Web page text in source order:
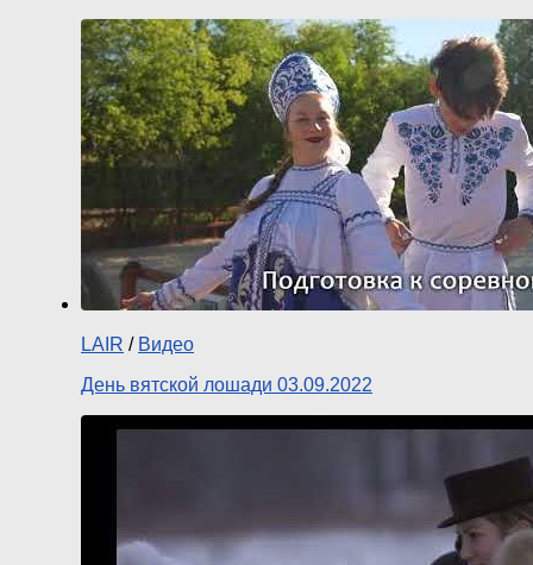
LAIR / Видео
День вятской лошади 03.09.2022